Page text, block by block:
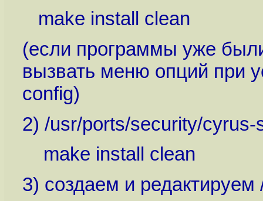
make install clean
(если программы уже
вызвать меню опций при
config)
2) /usr/ports/security/cyrus-
make install clean
3) создаем и